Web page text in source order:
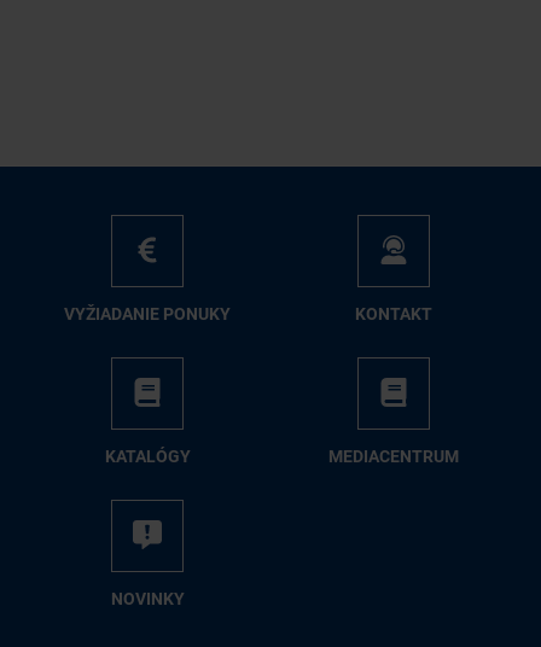
VY­ŽIA­DA­NIE PO­NU­KY KON­TAKT
KA­TA­LÓ­GY ME­DIA­CEN­TRUM
NO­VIN­KY